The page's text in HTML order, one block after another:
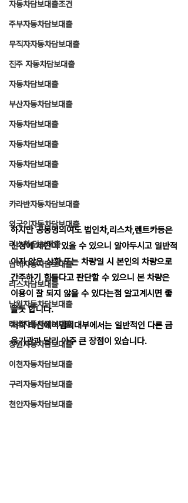
자동차담보대출조건
주부자동차담보대출
무직자자동차담보대출
진주 자동차담보대출
자동차담보대출
부산자동차담보대출
자동차담보대출
자동차담보대출
자동차담보대출
자동차담보대출
카라반자동차담보대출
외국인자동차담보대출
리스차 담보대출
남해자동차담보대출
리스차담보대출
남원자동차담보대출
태백자동차담보대출
창원자동차담보대출
이천자동차담보대출
구리자동차담보대출
천안자동차담보대출
하지만 공동명의여도 법인차,리스차,렌트카등은
신청에 제한이 있을 수 있으니 알아두시고 일반적
이지 않은 상황 또는 차량일 시 본인의 차량으로
간주하기 힘들다고 판단할 수 있으니 본 차량은
이용이 잘 되지 않을 수 있다는점 알고계시면 좋
을듯 합니다.
저희 태산에이엠씨대부에서는 일반적인 다른 금
융기관과 달리 아주 큰 장점이 있습니다.